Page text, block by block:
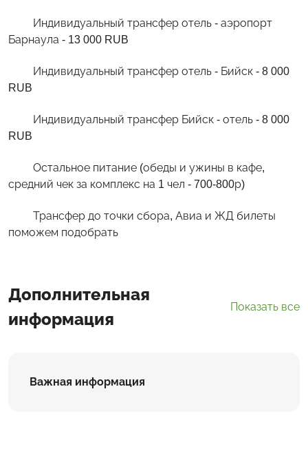
Индивидуальный трансфер отель - аэропорт
Барнаула - 13 000 RUB
Индивидуальный трансфер отель - Бийск - 8 000
RUB
Индивидуальный трансфер Бийск - отель - 8 000
RUB
Остальное питание (обеды и ужины в кафе,
средний чек за комплекс на 1 чел - 700-800р)
Трансфер до точки сбора, Авиа и ЖД билеты
поможем подобрать
Дополнительная
информация
Показать все
Важная информация